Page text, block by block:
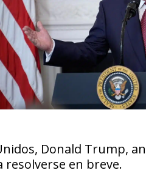
Donald Trump,
resolverse en breve.